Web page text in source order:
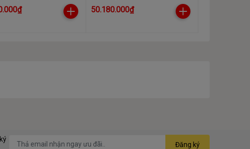
NV2 2TB M.2 PCIe
WIFI DDR5, Ultra 7 265KF, RAM
DDR5 16G/6000, Samsung 990
50.180.000₫
Đăng ký